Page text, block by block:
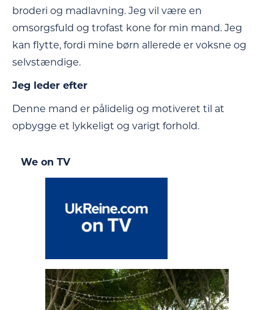
broderi og madlavning. Jeg vil være en
omsorgsfuld og trofast kone for min mand. Jeg
kan flytte, fordi mine børn allerede er voksne og
selvstændige.
Jeg leder efter
Denne mand er pålidelig og motiveret til at
opbygge et lykkeligt og varigt forhold.
We on TV